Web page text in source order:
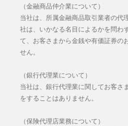
（金融商品仲介業について）
当社は、所属金融商品取引業者の代
社は、いかなる名目によるかを問わ
て、お客さまから金銭や有価証券の
せん。
（銀行代理業について）
当社は、銀行代理業に関してお客さ
をすることはありません。
（保険代理店業務について）